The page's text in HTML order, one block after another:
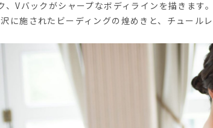
、Vバックがシャープなボディラインを描きます。
に施されたビーディングの煌めきと、チュール